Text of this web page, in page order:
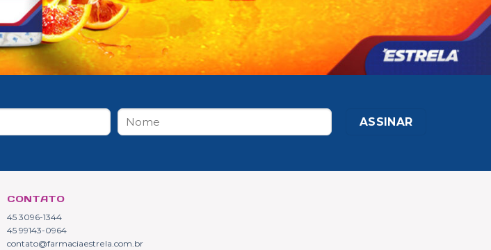
CONTATO
45 3096-1344
45 99143-0964
contato@farmaciaestrela.com.br